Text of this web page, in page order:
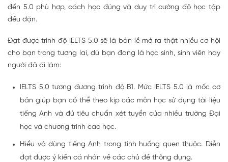
đến 5.0 phù hợp, cách học đúng và duy trì cường độ học tập
đều đặn.
Đạt được trình độ IELTS 5.0 sẽ là bản lề mở ra thật nhiều cơ hội
cho bạn trong tương lai, dù bạn đang là học sinh, sinh viên hay
người đã đi làm:
IELTS 5.0 tương đương trình độ B1. Mức IELTS 5.0 là mốc cơ
bản giúp bạn có thể theo kịp các môn học sử dụng tài liệu
tiếng Anh và đủ tiêu chuẩn xét tuyển của nhiều trường Đại
học và chương trình cao học.
Hiểu và dùng tiếng Anh trong tình huống quen thuộc. Diễn
đạt được ý kiến cá nhân về các chủ đề thông dụng.